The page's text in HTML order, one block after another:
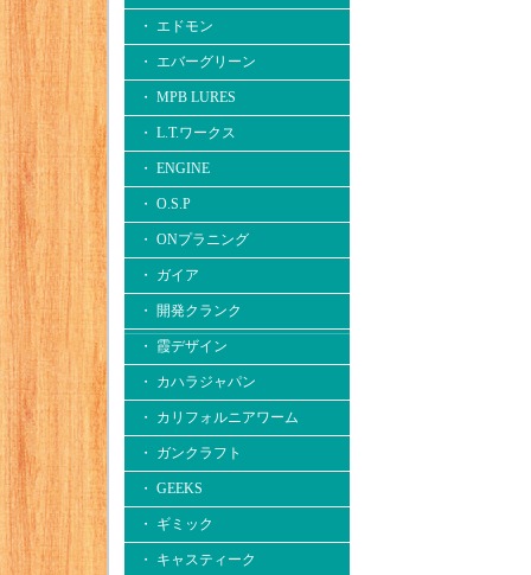
・ エドモン
・ エバーグリーン
・ MPB LURES
・ L.T.ワークス
・ ENGINE
・ O.S.P
・ ONプラニング
・ ガイア
・ 開発クランク
・ 霞デザイン
・ カハラジャパン
・ カリフォルニアワーム
・ ガンクラフト
・ GEEKS
・ ギミック
・ キャスティーク